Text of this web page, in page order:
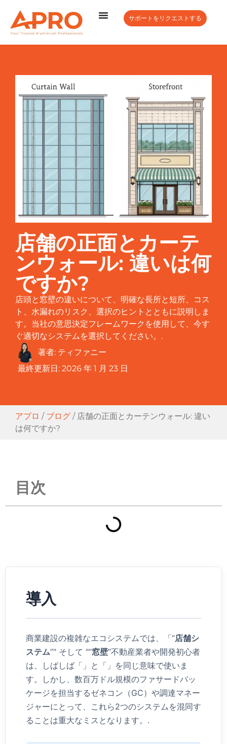
サポートをリクエストする
店舗の正面とカーテ
ンウォール: 違いは何
ですか?
店頭と窓壁の違いについて、明確な長所と短所、コス
ト、水漏れのリスク、選択のヒントとともに説明しま
す。当社の意思決定フレームワークを使用して、今す
ぐ適切なシステムを選択してください。.
著者: ティファニー
最終更新日: 2026 年 1 月 23 日
アプロ / ブログ /店舗の正面とカーテンウォール: 違い
は何ですか?
目次
導入
商業建設の複雑なエコシステムでは、「“店舗シ
ステム”" そして "“窓壁”不動産業者や開発初心者
は、しばしば「」と「」を同じ意味で使いま
す。しかし、数百万ドル規模のファサードパッ
ケージを担当するゼネコン（GC）や調達マネー
ジャーにとって、これら2つのシステムを混同す
ることは重大なミスとなります。.